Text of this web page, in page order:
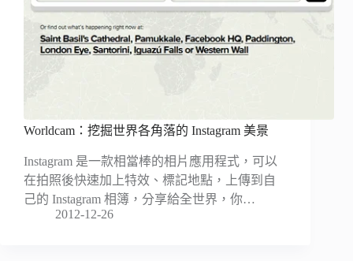
Worldcam：挖掘世界各角落的 Instagram 美景
Instagram 是一款相當棒的相片應用程式，可以
在拍照後快速加上特效、標記地點，上傳到自
己的 Instagram 相簿，分享給全世界，你…
2012-12-26